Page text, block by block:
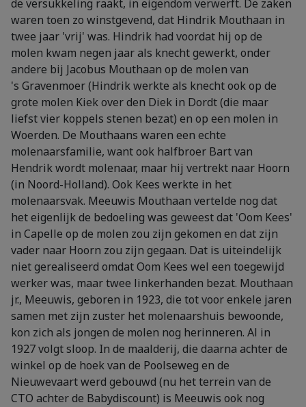
de versukkeling raakt, in eigendom verwerft. De zaken
waren toen zo winstgevend, dat Hindrik Mouthaan in
twee jaar 'vrij' was. Hindrik had voordat hij op de
molen kwam negen jaar als knecht gewerkt, onder
andere bij Jacobus Mouthaan op de molen van
's Gravenmoer (Hindrik werkte als knecht ook op de
grote molen Kiek over den Diek in Dordt (die maar
liefst vier koppels stenen bezat) en op een molen in
Woerden. De Mouthaans waren een echte
molenaarsfamilie, want ook halfbroer Bart van
Hendrik wordt molenaar, maar hij vertrekt naar Hoorn
(in Noord-Holland). Ook Kees werkte in het
molenaarsvak. Meeuwis Mouthaan vertelde nog dat
het eigenlijk de bedoeling was geweest dat 'Oom Kees'
in Capelle op de molen zou zijn gekomen en dat zijn
vader naar Hoorn zou zijn gegaan. Dat is uiteindelijk
niet gerealiseerd omdat Oom Kees wel een toegewijd
werker was, maar twee linkerhanden bezat. Mouthaan
jr., Meeuwis, geboren in 1923, die tot voor enkele jaren
samen met zijn zuster het molenaarshuis bewoonde,
kon zich als jongen de molen nog herinneren. Al in
1927 volgt sloop. In de maalderij, die daarna achter de
winkel op de hoek van de Poolseweg en de
Nieuwevaart werd gebouwd (nu het terrein van de
CTO achter de Babydiscount) is Meeuwis ook nog